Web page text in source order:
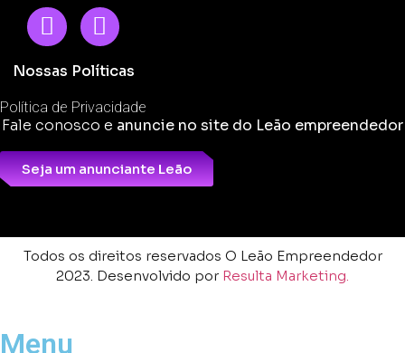
Nossas Políticas
Política de Privacidade
Fale conosco e anuncie no site do Leão empreendedor
Seja um anunciante Leão
Todos os direitos reservados O Leão Empreendedor
2023. Desenvolvido por Resulta Marketing.
Menu